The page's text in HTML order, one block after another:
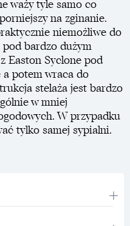
waży tyle samo co
na zginanie.
niemożliwe do
pod bardzo dużym
Easton Syclone pod
a potem wraca do
stelaża jest bardzo
w mniej
W przypadku
tylko samej sypialni.